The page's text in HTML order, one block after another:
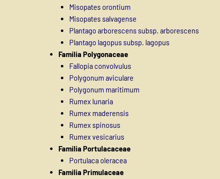
Misopates orontium
Misopates salvagense
Plantago arborescens subsp. arborescens
Plantago lagopus subsp. lagopus
Familia Polygonaceae
Fallopia convolvulus
Polygonum aviculare
Polygonum maritimum
Rumex lunaria
Rumex maderensis
Rumex spinosus
Rumex vesicarius
Familia Portulacaceae
Portulaca oleracea
Familia Primulaceae